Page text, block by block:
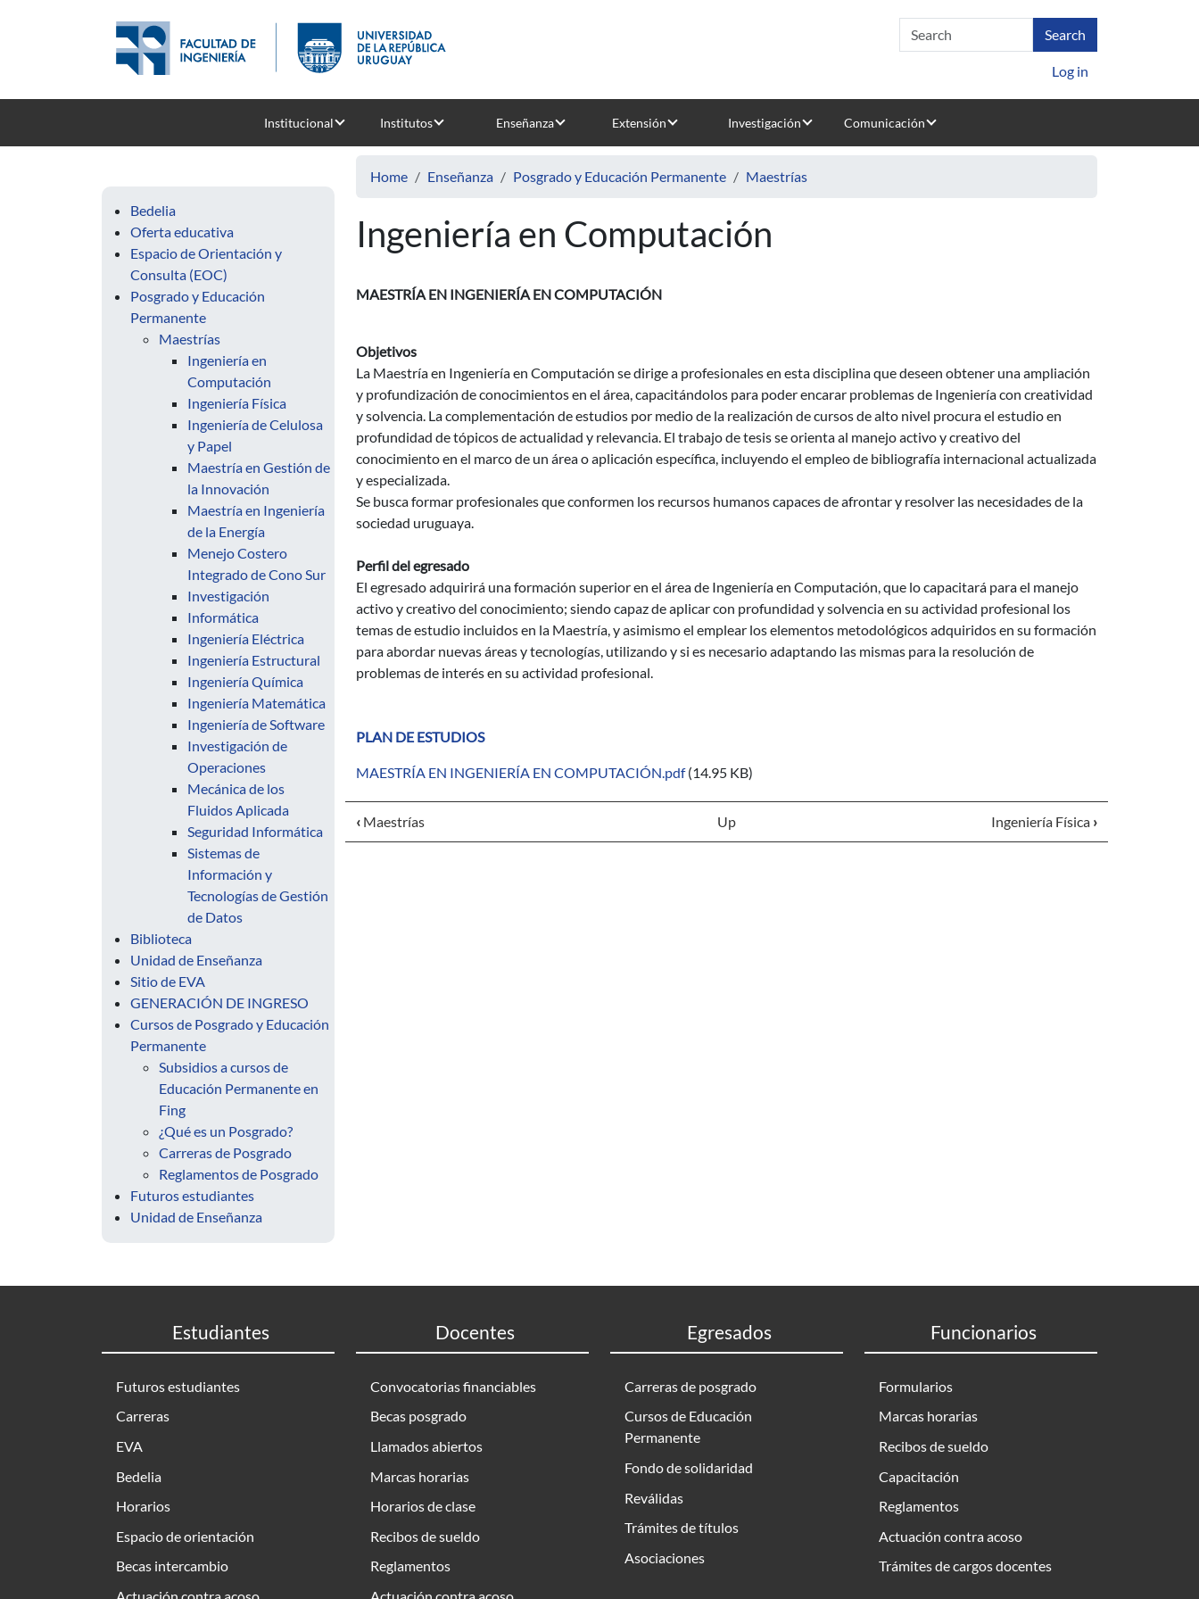
Log in
Institucional Institutos Enseñanza Extensión Investigación Comunicación
Bedelia
Oferta educativa
Espacio de Orientación y
Consulta (EOC)
Posgrado y Educación
Permanente
Maestrías
Ingeniería en
Computación
Ingeniería Física
Ingeniería de Celulosa
y Papel
Maestría en Gestión de
la Innovación
Maestría en Ingeniería
de la Energía
Menejo Costero
Integrado de Cono Sur
Investigación
Informática
Ingeniería Eléctrica
Ingeniería Estructural
Ingeniería Química
Ingeniería Matemática
Ingeniería de Software
Investigación de
Operaciones
Mecánica de los
Fluidos Aplicada
Seguridad Informática
Sistemas de
Información y
Tecnologías de Gestión
de Datos
Biblioteca
Unidad de Enseñanza
Sitio de EVA
GENERACIÓN DE INGRESO
Cursos de Posgrado y Educación
Permanente
Subsidios a cursos de
Educación Permanente en
Fing
¿Qué es un Posgrado?
Carreras de Posgrado
Reglamentos de Posgrado
Futuros estudiantes
Unidad de Enseñanza
Home Enseñanza Posgrado y Educación Permanente Maestrías
Ingeniería en Computación
MAESTRÍA EN INGENIERÍA EN COMPUTACIÓN
Objetivos
La Maestría en Ingeniería en Computación se dirige a profesionales en esta disciplina que deseen obtener una ampliación
y profundización de conocimientos en el área, capacitándolos para poder encarar problemas de Ingeniería con creatividad
y solvencia. La complementación de estudios por medio de la realización de cursos de alto nivel procura el estudio en
profundidad de tópicos de actualidad y relevancia. El trabajo de tesis se orienta al manejo activo y creativo del
conocimiento en el marco de un área o aplicación específica, incluyendo el empleo de bibliografía internacional actualizada
y especializada.
Se busca formar profesionales que conformen los recursos humanos capaces de afrontar y resolver las necesidades de la
sociedad uruguaya.
Perfil del egresado
El egresado adquirirá una formación superior en el área de Ingeniería en Computación, que lo capacitará para el manejo
activo y creativo del conocimiento; siendo capaz de aplicar con profundidad y solvencia en su actividad profesional los
temas de estudio incluidos en la Maestría, y asimismo el emplear los elementos metodológicos adquiridos en su formación
para abordar nuevas áreas y tecnologías, utilizando y si es necesario adaptando las mismas para la resolución de
problemas de interés en su actividad profesional.
PLAN DE ESTUDIOS
MAESTRÍA EN INGENIERÍA EN COMPUTACIÓN.pdf (14.95 KB)
‹ Maestrías Up Ingeniería Física ›
Estudiantes
Futuros estudiantes
Carreras
EVA
Bedelia
Horarios
Espacio de orientación
Becas intercambio
Docentes
Convocatorias financiables
Becas posgrado
Llamados abiertos
Marcas horarias
Horarios de clase
Recibos de sueldo
Reglamentos
Egresados
Carreras de posgrado
Cursos de Educación
Permanente
Fondo de solidaridad
Reválidas
Trámites de títulos
Asociaciones
Funcionarios
Formularios
Marcas horarias
Recibos de sueldo
Capacitación
Reglamentos
Actuación contra acoso
Trámites de cargos docentes